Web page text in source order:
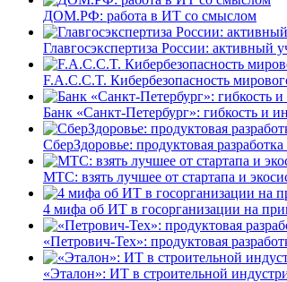
ДОМ.РФ: работа в ИТ со смыслом
Главгосэкспертиза России: активный
F.A.C.C.T. Кибербезопасность
Банк «Санкт-Петербург»: гибкость и
СберЗдоровье: продуктовая
МТС: взять лучшее от стартапа и
4 мифа об ИТ в госорганизации на
«Петрович-Тех»: продуктовая
«Эталон»: ИТ в строительной